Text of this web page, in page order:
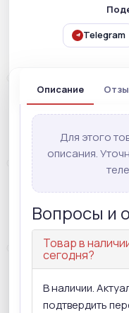
Telegram
Описание
Для этого
описания.
Вопросы и
Товар в
сегодня?
В наличии.
подтвердить